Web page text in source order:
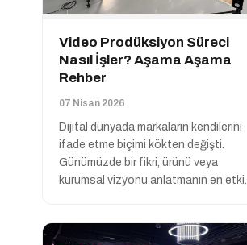
Video Prodüksiyon Süreci
Nasıl İşler? Aşama Aşama
Rehber
07 Nisan 2026
Dijital dünyada markaların kendilerini
ifade etme biçimi kökten değişti.
Günümüzde bir fikri, ürünü veya
kurumsal vizyonu anlatmanın en etki...